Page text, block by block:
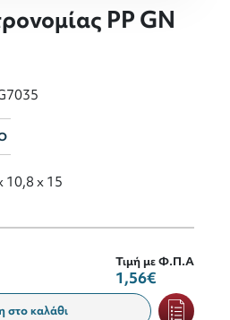
PP GN
10,8 x 15
Τιμή με Φ.Π.Α
1,56€
στο καλάθι